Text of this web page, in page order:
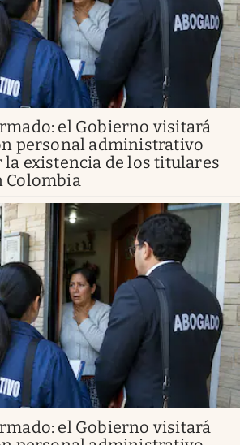
el Gobierno visitará
personal administrativo
existencia de los titulares
Colombia
el Gobierno visitará